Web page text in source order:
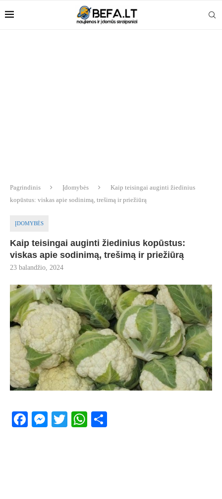
Pagrindinis Įdomybės
Kaip teisingai auginti žiedinius
kopūstus: viskas apie sodinimą, trešimą ir priežiūrą
ĮDOMYBĖS
Kaip teisingai auginti žiedinius kopūstus:
viskas apie sodinimą, trešimą ir priežiūrą
23 balandžio, 2024
Facebook
Messenger
TwitterWhatsApp